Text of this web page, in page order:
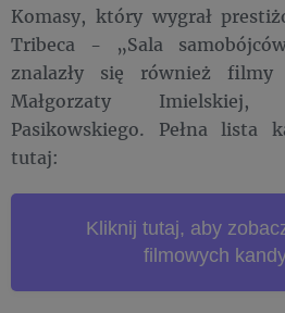
Komasy, który wygrał
Tribeca - „Sala
znalazły się również filmy
Małgorzaty Imielskiej,
Pasikowskiego. Pełna lista
tutaj:
Kliknij tutaj, aby
filmowych